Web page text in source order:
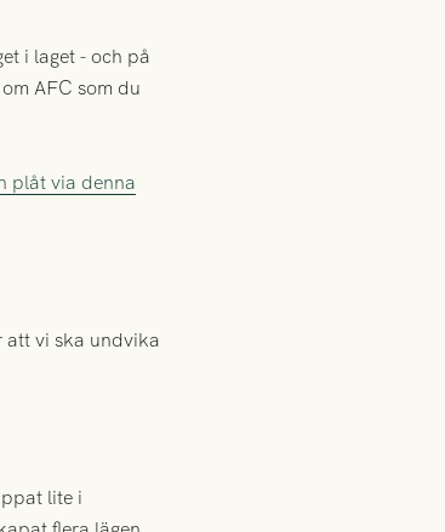
i laget - och på
AFC som du
plåt via denna
att vi ska undvika
lite i